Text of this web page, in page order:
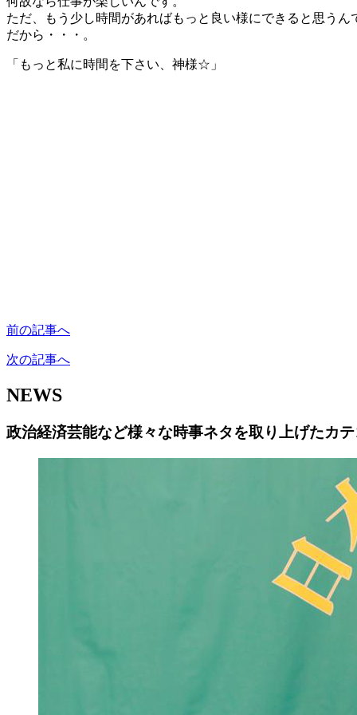
ただ、もう少し時間があればもっと良い様にできると思うん
だから・・・。
「もっと私に時間を下さい、神様☆」
前の記事へ
次の記事へ
NEWS
政治経済芸能など様々な時事ネタを取り上げたカ